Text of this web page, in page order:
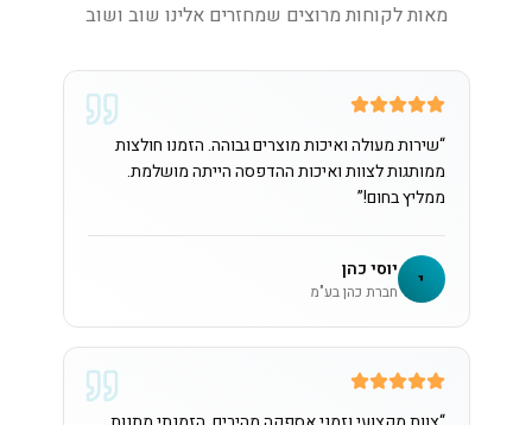
מאות לקוחות מרוצים שמחזרים אלינו שוב ושוב
“שירות מעולה ואיכות מוצרים גבוהה. הזמנו חולצות
ממותגות לצוות ואיכות ההדפסה הייתה מושלמת.
ממליץ בחום!”
י יוסי כהן
חברת כהן בע"מ